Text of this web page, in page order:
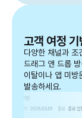
고객 여정
다양한 채널과 조
드래그 앤 드롭
이탈이나 앱 미
발송하세요.